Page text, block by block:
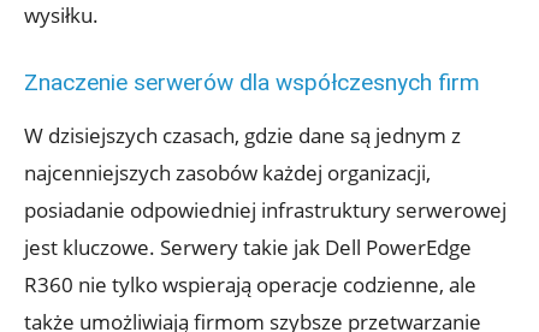
wysiłku.
Znaczenie serwerów dla współczesnych firm
W dzisiejszych czasach, gdzie dane są jednym z
najcenniejszych zasobów każdej organizacji,
posiadanie odpowiedniej infrastruktury serwerowej
jest kluczowe. Serwery takie jak Dell PowerEdge
R360 nie tylko wspierają operacje codzienne, ale
także umożliwiają firmom szybsze przetwarzanie